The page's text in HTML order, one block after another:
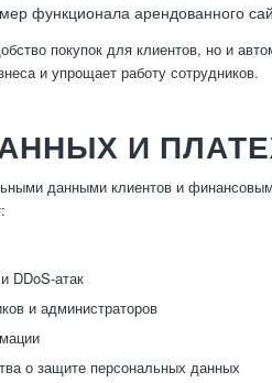
функционала арендованного
покупок для клиентов, но и
и упрощает работу сотрудников.
И
данными клиентов и
DDoS-атак
и администраторов
о защите персональных данных